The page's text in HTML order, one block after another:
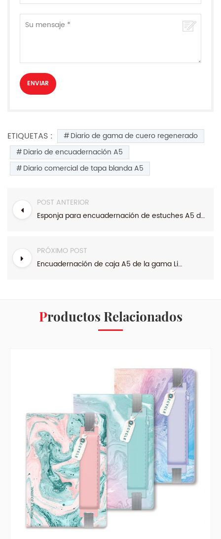
ETIQUETAS :
Diario de gama de cuero regenerado
Diario de encuadernación A5
Diario comercial de tapa blanda A5
POST ANTERIOR
Esponja para encuadernación de estuches A5 de Down Jacket Cuaderno de tapa dura
PRÓXIMO POST
Encuadernación de caja A5 de la gama Light Fashion Cuaderno de tapa dura
Productos Relacionados